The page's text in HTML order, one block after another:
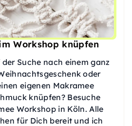
Workshop knüpfen
Suche nach einem ganz
oder
eigenen Makramee
knüpfen? Besuche
Workshop in Köln. Alle
für Dich bereit und ich